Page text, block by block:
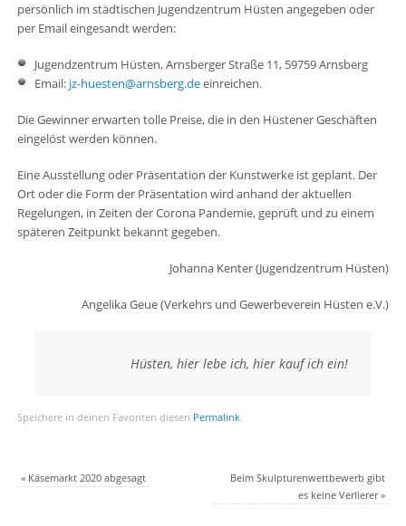
persönlich im städtischen Jugendzentrum Hüsten angegeben oder
per Email eingesandt werden:
Jugendzentrum Hüsten, Arnsberger Straße 11, 59759 Arnsberg
Email: jz-huesten@arnsberg.deeinreichen.
Die Gewinner erwarten tolle Preise, die in den Hüstener Geschäften
eingelöst werden können.
Eine Ausstellung oder Präsentation der Kunstwerke ist geplant. Der
Ort oder die Form der Präsentation wird anhand der aktuellen
Regelungen, in Zeiten der Corona Pandemie, geprüft und zu einem
späteren Zeitpunkt bekannt gegeben.
Johanna Kenter (Jugendzentrum Hüsten)
Angelika Geue (Verkehrs und Gewerbeverein Hüsten e.V.)
Hüsten, hier lebe ich, hier kauf ich ein!
Speichere in deinen Favoriten diesen Permalink.
«Käsemarkt 2020 abgesagt
Beim Skulpturenwettbewerb gibt
es keine Verlierer»